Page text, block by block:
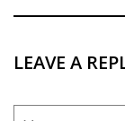
LEAVE A